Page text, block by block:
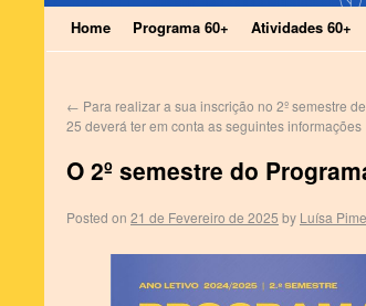
Home Programa 60+ Atividades 60+
← Para realizar a sua inscrição no 2º semestre
25 deverá ter em conta as seguintes informações
O 2º semestre do
Posted on 21 de Fevereiro de 2025 by Luísa